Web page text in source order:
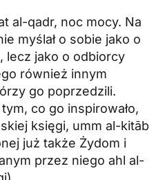
al-qadr, noc mocy. Na
myślał o sobie jako o
lecz jako o odbiorcy
również innym
go poprzedzili.
co go inspirowało,
księgi, umm al-kitāb
już także Żydom i
przez niego ahl al-